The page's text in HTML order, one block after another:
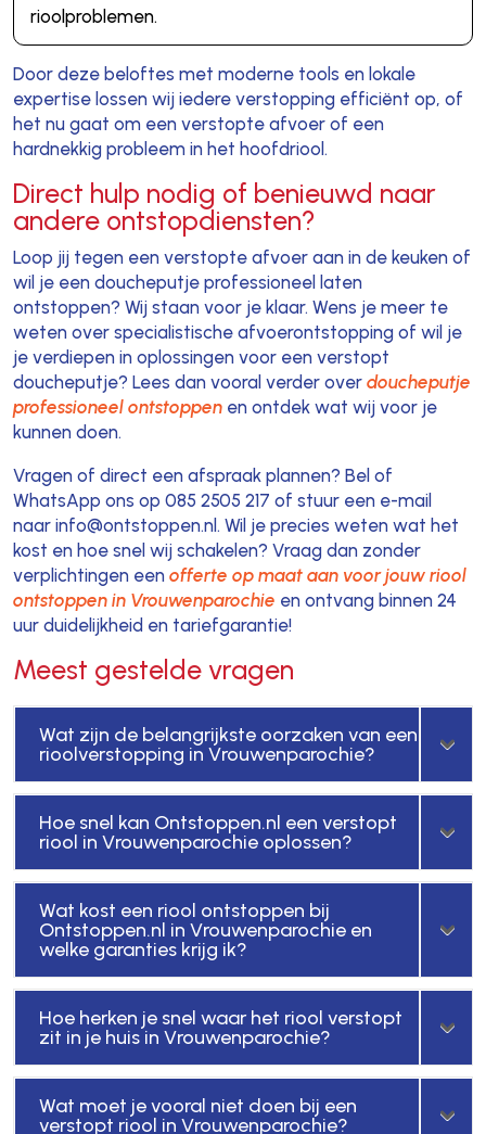
rioolproblemen.
Door deze beloftes met moderne tools en lokale
expertise lossen wij iedere verstopping efficiënt op, of
het nu gaat om een verstopte afvoer of een
hardnekkig probleem in het hoofdriool.
Direct hulp nodig of benieuwd naar
andere ontstopdiensten?
Loop jij tegen een verstopte afvoer aan in de keuken of
wil je een doucheputje professioneel laten
ontstoppen? Wij staan voor je klaar. Wens je meer te
weten over specialistische afvoerontstopping of wil je
je verdiepen in oplossingen voor een verstopt
doucheputje? Lees dan vooral verder over doucheputje
professioneel ontstoppenen ontdek wat wij voor je
kunnen doen.
Vragen of direct een afspraak plannen? Bel of
WhatsApp ons op 085 2505 217 of stuur een e-mail
naar info@ontstoppen.nl. Wil je precies weten wat het
kost en hoe snel wij schakelen? Vraag dan zonder
verplichtingen een offerte op maat aan voor jouw riool
ontstoppen in Vrouwenparochie en ontvang binnen 24
uur duidelijkheid en tariefgarantie!
Meest gestelde vragen
Wat zijn de belangrijkste oorzaken van een
rioolverstopping in Vrouwenparochie?
Hoe snel kan Ontstoppen.nl een verstopt
riool in Vrouwenparochie oplossen?
Wat kost een riool ontstoppen bij
Ontstoppen.nl in Vrouwenparochie en
welke garanties krijg ik?
Hoe herken je snel waar het riool verstopt
zit in je huis in Vrouwenparochie?
Wat moet je vooral niet doen bij een
verstopt riool in Vrouwenparochie?